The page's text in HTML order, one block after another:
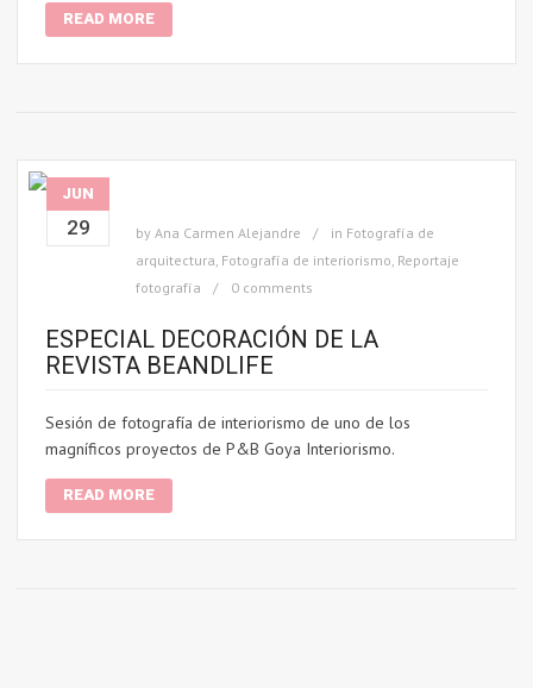
READ MORE
JUN
29 by Ana Carmen Alejandre in Fotografía de
arquitectura, Fotografía de interiorismo, Reportaje
fotografía
0 comments
ESPECIAL DECORACIÓN DE LA
REVISTA BEANDLIFE
Sesión de fotografía de interiorismo de uno de los
magníficos proyectos de P&B Goya Interiorismo.
READ MORE